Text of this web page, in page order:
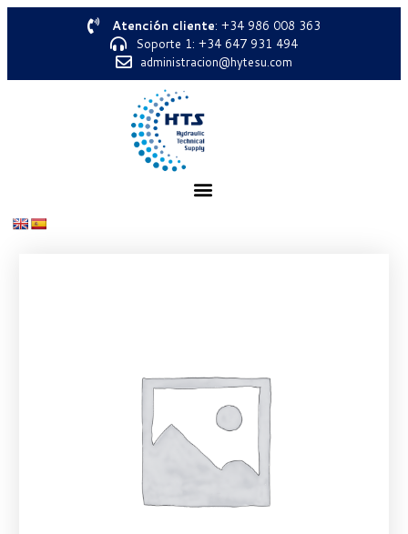
Atención cliente: +34 986 008 363
Soporte 1: +34 647 931 494
administracion@hytesu.com